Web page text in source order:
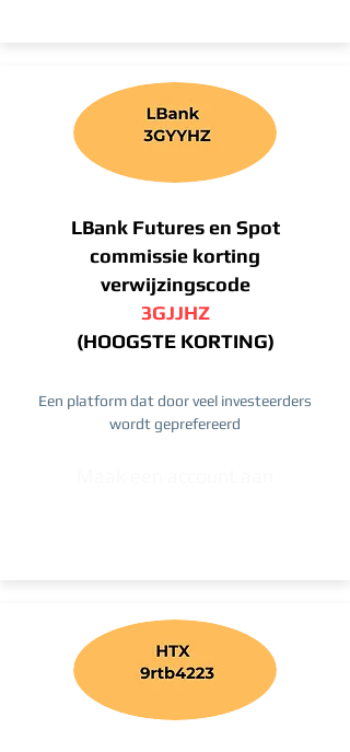
LBank Futures en Spot
commissie korting
verwijzingscode
3GJJHZ
(HOOGSTE KORTING)
Een platform dat door veel investeerders
wordt geprefereerd